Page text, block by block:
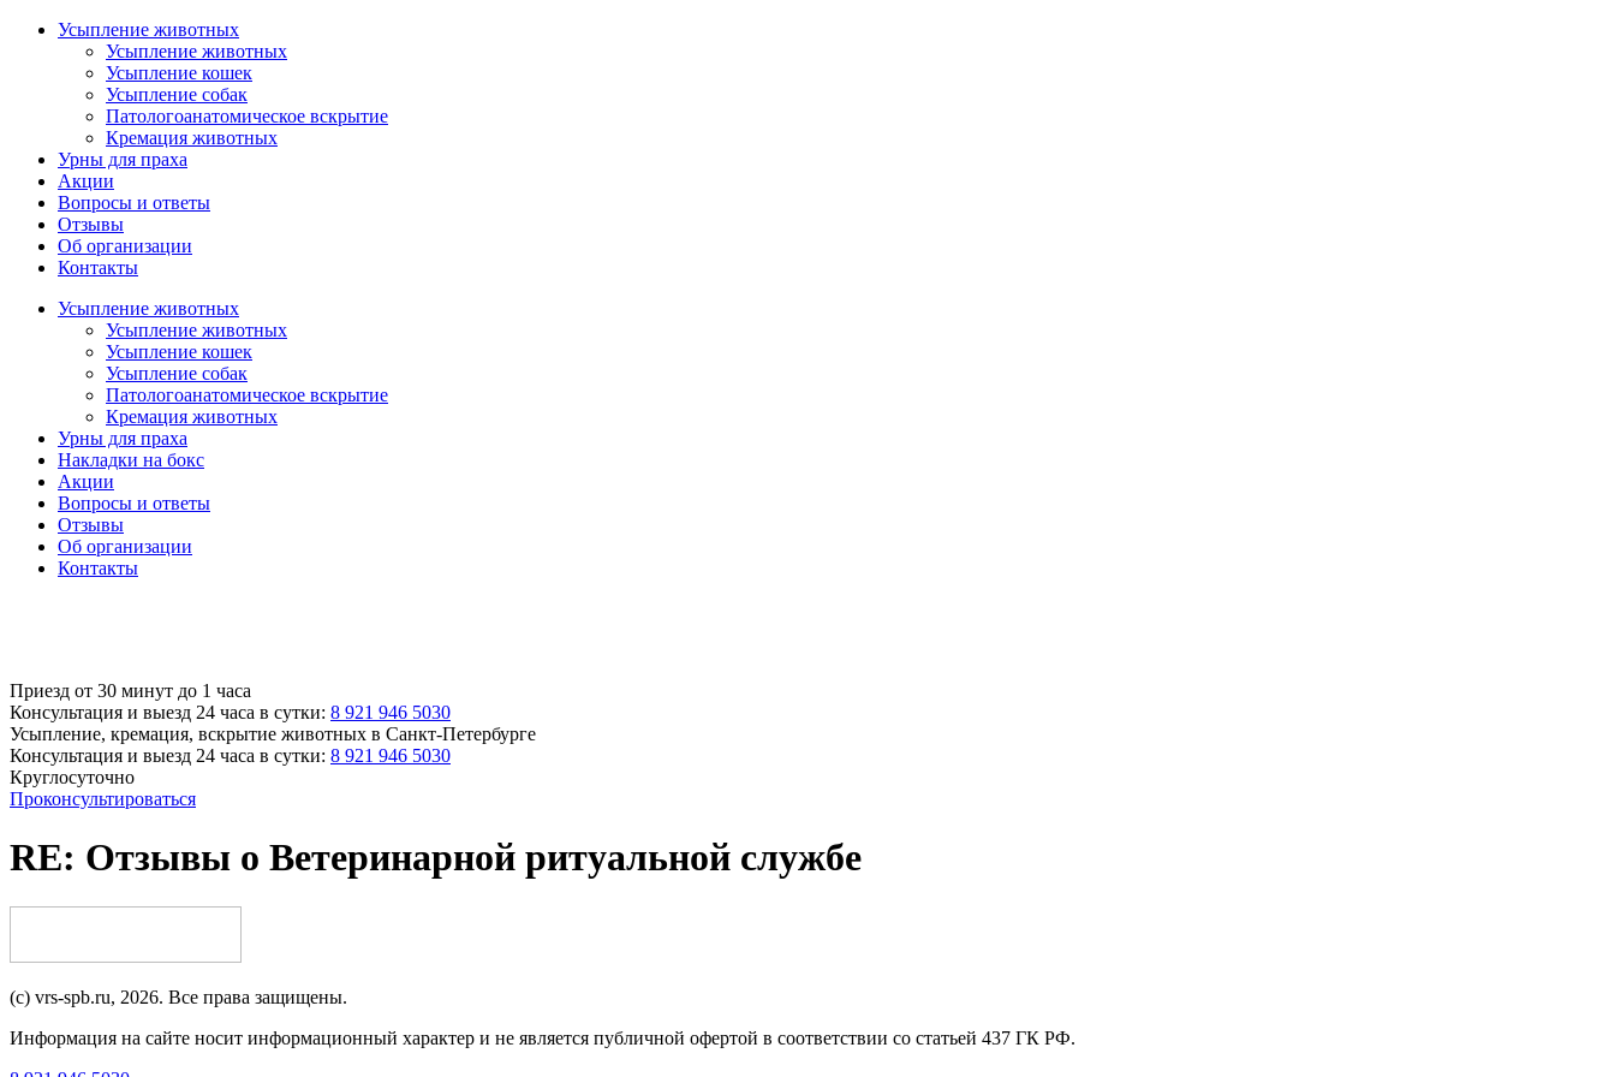
Усыпление животных
Усыпление животных
Усыпление кошек
Усыпление собак
Патологоанатомическое вскрытие
Кремация животных
Урны для праха
Акции
Вопросы и ответы
Отзывы
Об организации
Контакты
Усыпление животных
Усыпление животных
Усыпление кошек
Усыпление собак
Патологоанатомическое вскрытие
Кремация животных
Урны для праха
Накладки на бокс
Акции
Вопросы и ответы
Отзывы
Об организации
Контакты
Приезд от 30 минут до 1 часа
Консультация и выезд 24 часа в сутки: 8 921 946 5030
Усыпление, кремация, вскрытие животных в Санкт-Петербурге
Консультация и выезд 24 часа в сутки: 8 921 946 5030
Круглосуточно
Проконсультироваться
RE: Отзывы о Ветеринарной ритуальной службе
(c) vrs-spb.ru, 2026. Все права защищены.
Информация на сайте носит информационный характер и не является публичной офертой в соответствии со статьей 437 ГК РФ.